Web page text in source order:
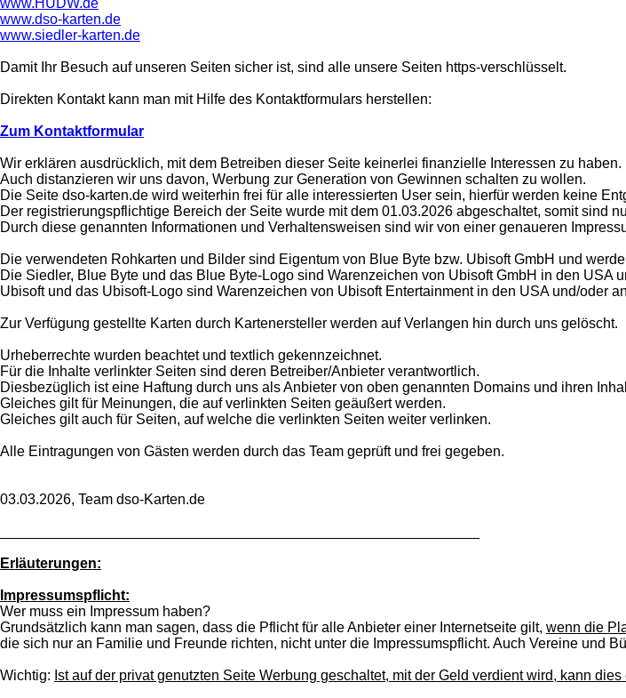
www.dso-karten.de
www.siedler-karten.de
Damit Ihr Besuch auf unseren Seiten sicher ist, sind alle unsere Seiten https-verschlüsselt.
Direkten Kontakt kann man mit Hilfe des Kontaktformulars herstellen:
Zum Kontaktformular
Wir erklären ausdrücklich, mit dem Betreiben dieser Seite keinerlei finanzielle Interessen zu haben.
Auch distanzieren wir uns davon, Werbung zur Generation von Gewinnen schalten zu wollen.
Die Seite dso-karten.de wird weiterhin frei für alle interessierten User sein, hierfür werden keine
Der registrierungspflichtige Bereich der Seite wurde mit dem 01.03.2026 abgeschaltet, somit sind
Durch diese genannten Informationen und Verhaltensweisen sind wir von einer genaueren
Die verwendeten Rohkarten und Bilder sind Eigentum von Blue Byte bzw. Ubisoft GmbH und
Die Siedler, Blue Byte und das Blue Byte-Logo sind Warenzeichen von Ubisoft GmbH in den USA
Ubisoft und das Ubisoft-Logo sind Warenzeichen von Ubisoft Entertainment in den USA und/oder
Zur Verfügung gestellte Karten durch Kartenersteller werden auf Verlangen hin durch uns gelöscht.
Urheberrechte wurden beachtet und textlich gekennzeichnet.
Für die Inhalte verlinkter Seiten sind deren Betreiber/Anbieter verantwortlich.
Diesbezüglich ist eine Haftung durch uns als Anbieter von oben genannten Domains und ihren
Gleiches gilt für Meinungen, die auf verlinkten Seiten geäußert werden.
Gleiches gilt auch für Seiten, auf welche die verlinkten Seiten weiter verlinken.
Alle Eintragungen von Gästen werden durch das Team geprüft und frei gegeben.
03.03.2026, Team dso-Karten.de
Erläuterungen:
Impressumspflicht:
Wer muss ein Impressum haben?
Grundsätzlich kann man sagen, dass die Pflicht für alle Anbieter einer Internetseite gilt, wenn die
die sich nur an Familie und Freunde richten, nicht unter die Impressumspflicht. Auch Vereine und
Wichtig: Ist auf der privat genutzten Seite Werbung geschaltet, mit der Geld verdient wird, kann